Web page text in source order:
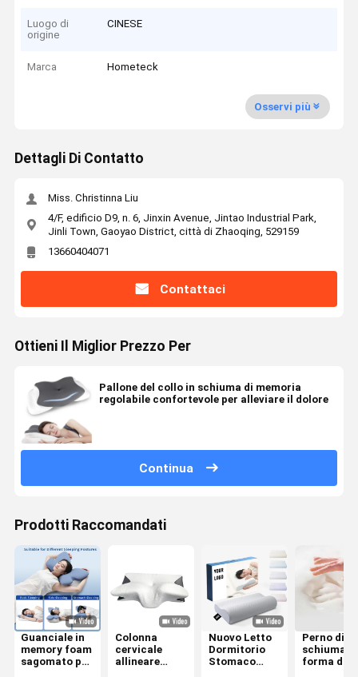
Luogo di
origine
CINESE
Marca Hometeck
Osservi più
Dettagli Di Contatto
Miss. Christinna Liu
4/F, edificio D9, n. 6, Jinxin Avenue, Jintao Industrial Park,
Jinli Town, Gaoyao District, città di Zhaoqing, 529159
13660404071
Contattaci
Ottieni Il Miglior Prezzo Per
Pallone del collo in schiuma di memoria
regolabile confortevole per alleviare il dolore
Continua
Prodotti Raccomandati
Guanciale in
memory foam
sagomato per
Colonna
cervicale
allineare
Nuovo Letto
Dormitorio
Stomaco
Perno di
schiuma a
forma di